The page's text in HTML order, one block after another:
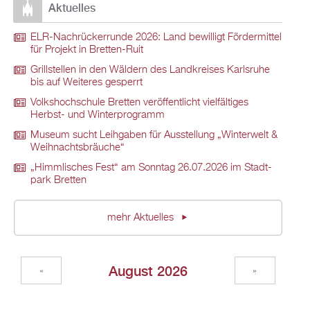
Ak­tu­el­les
ELR-Nach­rü­ck­er­run­de 2026: Land be­wil­ligt För­der­mit­tel
für Pro­jekt in Brett­en-Ruit
Grill­stel­len in den Wäl­dern des Land­krei­ses Karls­ru­he
bis auf Wei­te­res ge­sperrt
Volks­hoch­schu­le Brett­en ver­öf­fent­licht viel­fäl­ti­ges
Herbst- und Win­ter­pro­gramm
Mu­se­um sucht Leih­ga­ben für Aus­stel­lung „Win­ter­welt &
Weih­nachts­bräu­che“
„Himm­li­sches Fest“ am Sonn­tag 26.07.2026 im Stadt­
park Brett­en
mehr Ak­tu­el­les
Au­gust 2026
« »